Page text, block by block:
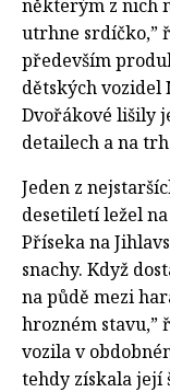
některým z nich
utrhne srdíčko,”
především
dětských vozidel
Dvořákové lišily
detailech a na
Jeden z
desetiletí ležel
Příseka na
snachy. Když
na půdě mezi
hrozném stavu,”
vozila v
tehdy získala její